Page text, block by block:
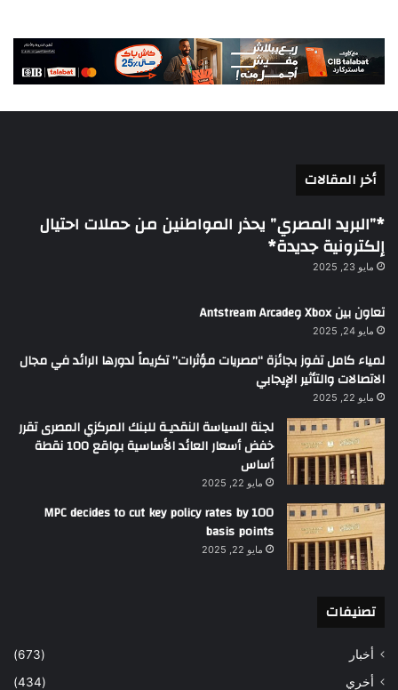
أخر المقالات
*”البريد المصري” يحذر المواطنين من حملات احتيال
إلكترونية جديدة*
مايو 23, 2025
تعاون بين Xbox وAntstream Arcade
مايو 24, 2025
لمياء كامل تفوز بجائزة “مصريات مؤثرات” تكريماً لدورها الرائد في مجال
الاتصالات والتأثير الإيجابي
مايو 22, 2025
لجنة السياسة النقديـة للبنك المركزي المصرى تقرر
خفض أسعار العائد الأساسية بواقع 100 نقطة
أساس
مايو 22, 2025
MPC decides to cut key policy rates by 100
basis points
مايو 22, 2025
تصنيفات
أخبار
(673)
أخري
(434)